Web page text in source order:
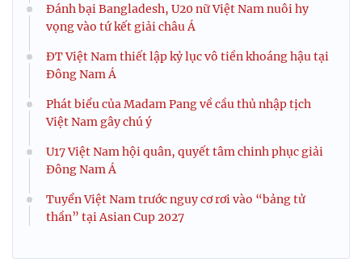
Đánh bại Bangladesh, U20 nữ Việt Nam nuôi hy
vọng vào tứ kết giải châu Á
ĐT Việt Nam thiết lập kỷ lục vô tiền khoáng hậu tại
Đông Nam Á
Phát biểu của Madam Pang về cầu thủ nhập tịch
Việt Nam gây chú ý
U17 Việt Nam hội quân, quyết tâm chinh phục giải
Đông Nam Á
Tuyển Việt Nam trước nguy cơ rơi vào “bảng tử
thần” tại Asian Cup 2027